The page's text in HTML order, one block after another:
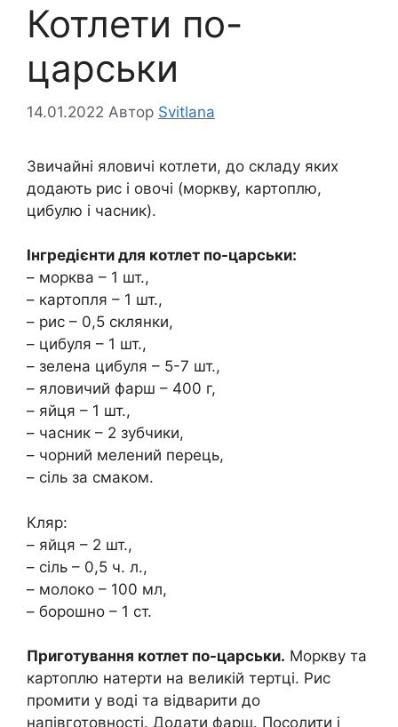
Котлети по-
царськи
14.01.2022 Автор Svitlana
Звичайні яловичі котлети, до складу яких
додають рис і овочі (моркву, картоплю,
цибулю і часник).
Інгредієнти для котлет по-царськи:
– морква – 1 шт.,
– картопля – 1 шт.,
– рис – 0,5 склянки,
– цибуля – 1 шт.,
– зелена цибуля – 5-7 шт.,
– яловичий фарш – 400 г,
– яйця – 1 шт.,
– часник – 2 зубчики,
– чорний мелений перець,
– сіль за смаком.
Кляр:
– яйця – 2 шт.,
– сіль – 0,5 ч. л.,
– молоко – 100 мл,
– борошно – 1 ст.
Приготування котлет по-царськи. Моркву та
картоплю натерти на великій тертці. Рис
промити у воді та відварити до
напівготовності. Додати фарш. Посолити і